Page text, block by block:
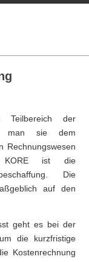
Teilbereich der
man sie dem
Rechnungswesen
KORE ist die
Die
auf den
geht es bei der
die kurzfristige
Kostenrechnung